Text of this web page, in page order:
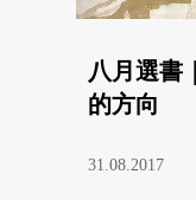
八月選書
的方向
31.08.2017